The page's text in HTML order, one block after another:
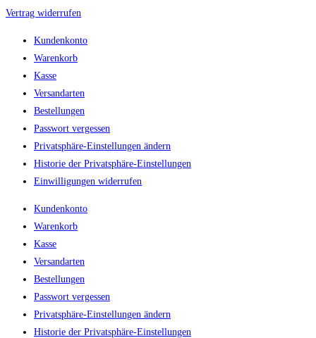
Vertrag widerrufen
Kundenkonto
Warenkorb
Kasse
Versandarten
Bestellungen
Passwort vergessen
Privatsphäre-Einstellungen ändern
Historie der Privatsphäre-Einstellungen
Einwilligungen widerrufen
Kundenkonto
Warenkorb
Kasse
Versandarten
Bestellungen
Passwort vergessen
Privatsphäre-Einstellungen ändern
Historie der Privatsphäre-Einstellungen